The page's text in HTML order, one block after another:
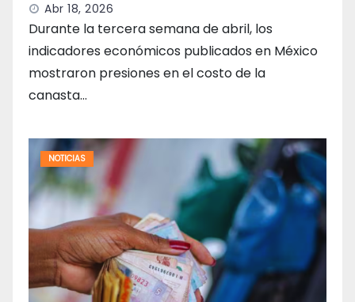
Abr 18, 2026
Durante la tercera semana de abril, los
indicadores económicos publicados en México
mostraron presiones en el costo de la
canasta…
NOTICIAS